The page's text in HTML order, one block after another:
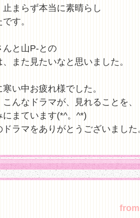
止まらず本当に素晴らし
す。
んと山P-との
また見たいなと思いました。
い中お疲れ様でした。
こんなドラマが、見れることを、
にまています(*^。^*)
ドラマをありがとうございました
from